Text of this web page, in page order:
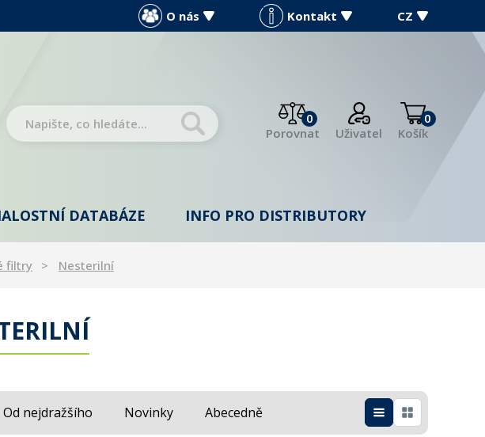
O nás Kontakt CZ
0
Porovnat
Uživatel
0
Košík
DATABÁZE INFO PRO DISTRIBUTORY
filtry Nesterilní
Od nejdražšího Novinky Abecedně